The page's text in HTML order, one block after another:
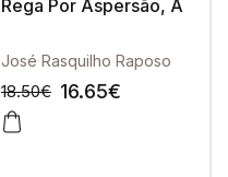
Rega Por Aspersão, A
José Rasquilho Raposo
18.50€ 16.65€